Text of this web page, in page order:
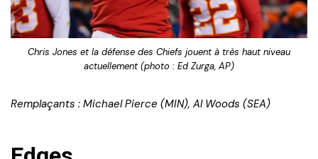
Chris Jones et la défense des Chiefs jouent à très haut niveau
actuellement (photo : Ed Zurga, AP)
Remplaçants : Michael Pierce (MIN), Al Woods (SEA)